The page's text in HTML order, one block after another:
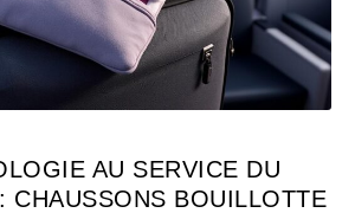
AU SERVICE DU
CHAUSSONS BOUILLOTTE